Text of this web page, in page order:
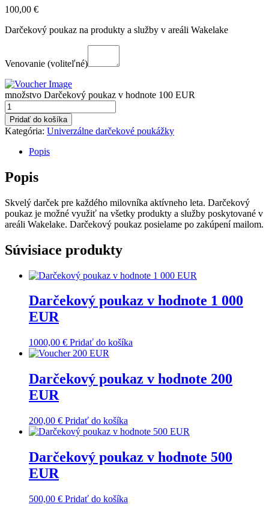
100,00 €
Darčekový poukaz na produkty a služby v areáli Wakelake
Venovanie (voliteľné)
množstvo Darčekový poukaz v hodnote 100 EUR
Pridať do košíka
Kategória: Univerzálne darčekové poukážky
Popis
Popis
Skvelý darček pre každého milovníka aktívneho leta. Darčekový
poukaz je možné využiť na všetky produkty a služby poskytované v
areáli Wakelake. Darčekový poukaz posielame po zakúpení mailom.
Súvisiace produkty
Darčekový poukaz v hodnote 1 000
EUR
1000,00 € Pridať do košíka
Darčekový poukaz v hodnote 200
EUR
200,00 € Pridať do košíka
Darčekový poukaz v hodnote 500
EUR
500,00 € Pridať do košíka